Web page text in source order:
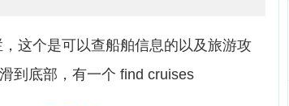
这个是可以查船舶信息的以及旅游攻
到底部，有一个 find cruises